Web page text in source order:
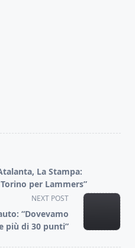
La Stampa:
per Lammers”
NEXT POST
“Dovevamo
più di 30 punti”